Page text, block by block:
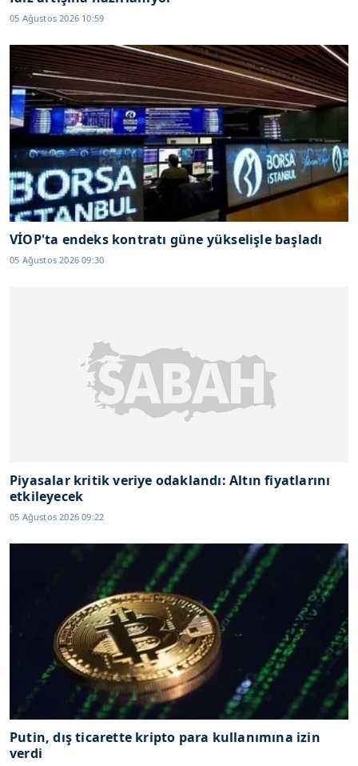
05 Ağustos 2026 10:59
VİOP'ta endeks kontratı güne yükselişle başladı
05 Ağustos 2026 09:30
Piyasalar kritik veriye odaklandı: Altın fiyatlarını
etkileyecek
05 Ağustos 2026 09:22
Putin, dış ticarette kripto para kullanımına izin
verdi